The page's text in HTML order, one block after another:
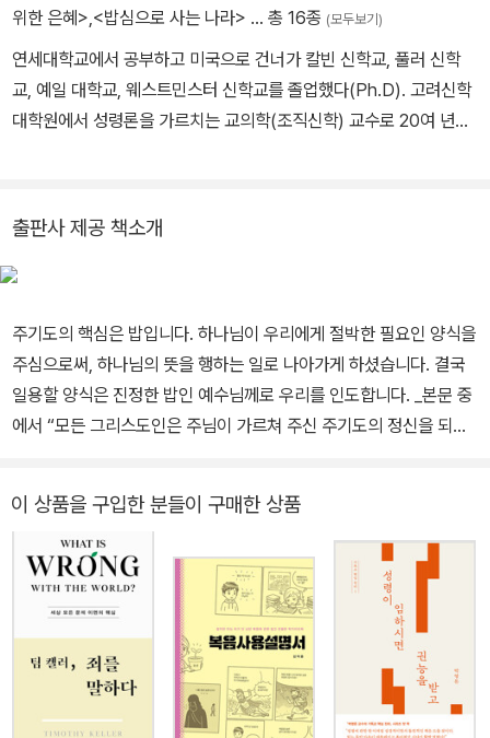
위한 은혜>,<밥심으로 사는 나라> … 총 16종 (모두보기)
연세대학교에서 공부하고 미국으로 건너가 칼빈 신학교, 풀러 신학
교, 예일 대학교, 웨스트민스터 신학교를 졸업했다(Ph.D). 고려신학
대학원에서 성령론을 가르치는 교의학(조직신학) 교수로 20여 년간
심으로 사는 나라』(IVP), 『성령 충만, 실패한 이들을 위한 은혜』(SF
C) 등이 있다.
출판사 제공 책소개
주기도의 핵심은 밥입니다. 하나님이 우리에게 절박한 필요인 양식을
주심으로써, 하나님의 뜻을 행하는 일로 나아가게 하셨습니다. 결국
일용할 양식은 진정한 밥인 예수님께로 우리를 인도합니다. _본문 중
에서 “모든 그리스도인은 주님이 가르쳐 주신 주기도의 정신을 되살
긴 신학을 회중의 눈높이에 맞춰 풀어 쓴 주기도 강해서다. 주기도에
관한 양서들이 많음에도 이 책은 특별한 의미와 필요를 지닌다. 이 책
의 저자는 신학교에서 20년 넘게 교의학 교수로서 구원론과 성령론
을 가르쳤고 현재 작은 교회에서 담임목사로 목회를 하고 있다. 저자
의 이러한 특징이 이 책에 잘 담겨 있다. 즉, 신학자이자 목회자로서
기존의 주기도를 다룬 책들에서 좋은 것을 선별하여 정리하고, 동시
에 그리스도인들의 영적 필요와 교회의 현실을 살펴 설명해 냄으로
써, 주기도의 참 뜻과 깊이를 알 수 있게 한 것이다. 하나님 나라 백성
이 상품을 구입한 분들이 구매한 상품